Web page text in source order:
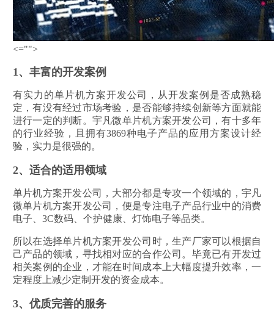
<="">
1、丰富的开发案例
有实力的单片机方案开发公司，从开发案例是否成熟稳
定，有没有经过市场考验，是否能够持续创新等方面就能
进行一定的判断。宇凡微单片机方案开发公司，有十多年
的行业经验，且拥有3869种电子产品的应用方案设计经
验，实力是很强的。
2、适合的适用领域
单片机方案开发公司，大部分都是专攻一个领域的，宇凡
微单片机方案开发公司，便是专注电子产品行业中的消费
电子、3C数码、个护健康、灯饰电子等品类。
所以在选择单片机方案开发公司时，生产厂家可以根据自
己产品的领域，寻找相对应的合作公司。毕竟已有开发过
相关案例的企业，才能在时间成本上大幅度提升效率，一
定程度上减少定制开发的资金成本。
3、优质完善的服务